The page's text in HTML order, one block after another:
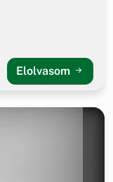
Elolvasom